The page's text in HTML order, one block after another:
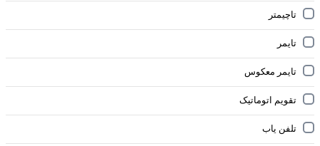
تاچیمتر
تایمر
تایمر معکوس
تقویم اتوماتیک
تلفن یاب